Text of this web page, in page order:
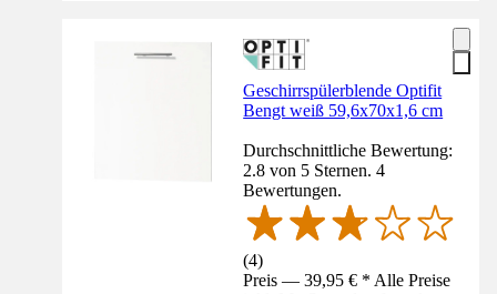
Geschirrspülerblende Optifit
Bengt weiß 59,6x70x1,6 cm
Durchschnittliche Bewertung:
2.8 von 5 Sternen. 4
Bewertungen.
(4)
Preis — 39,95 € * Alle Preise